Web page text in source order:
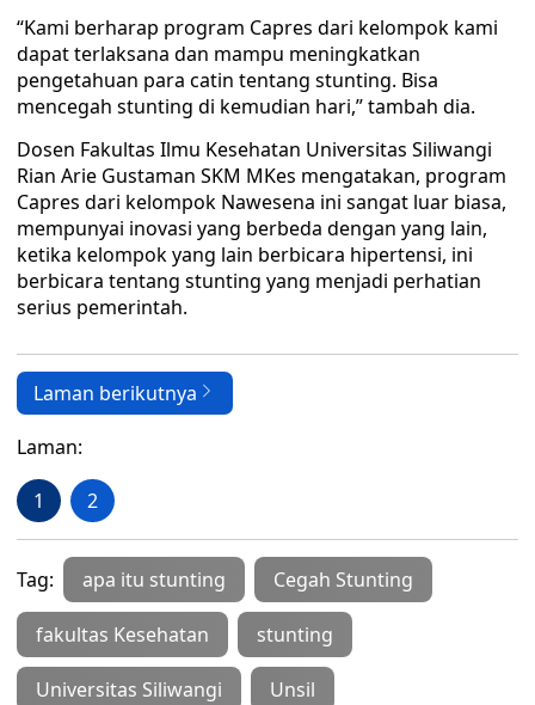
“Kami berharap program Capres dari kelompok kami
dapat terlaksana dan mampu meningkatkan
pengetahuan para catin tentang stunting. Bisa
mencegah stunting di kemudian hari,” tambah dia.
Dosen Fakultas Ilmu Kesehatan Universitas Siliwangi
Rian Arie Gustaman SKM MKes mengatakan, program
Capres dari kelompok Nawesena ini sangat luar biasa,
mempunyai inovasi yang berbeda dengan yang lain,
ketika kelompok yang lain berbicara hipertensi, ini
berbicara tentang stunting yang menjadi perhatian
serius pemerintah.
Laman berikutnya
Laman:
1 2
Tag: apa itu stunting Cegah Stunting
fakultas Kesehatan stunting
Universitas Siliwangi Unsil